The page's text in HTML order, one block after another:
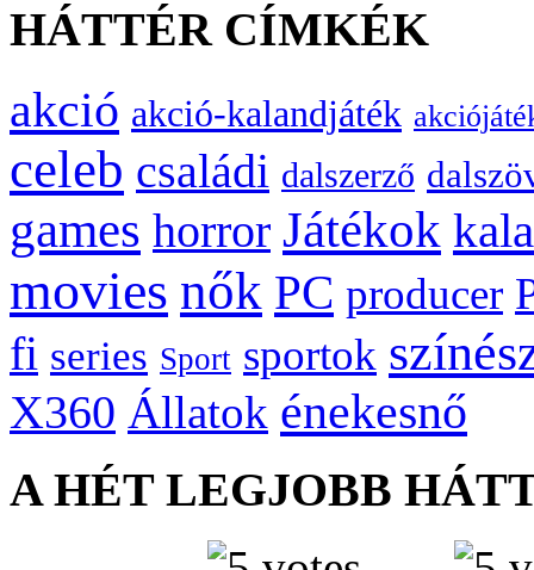
HÁTTÉR CÍMKÉK
akció akció-kalandjáték
celeb családi dalszerző
games horror Játékok
movies nők PC producer
fi series Sport sportok
X360 Állatok énekesnő
A HÉT LEGJOBB